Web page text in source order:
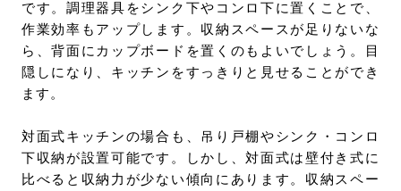
です。調理器具をシンク下やコンロ下に置くことで、
作業効率もアップします。収納スペースが足りないな
ら、背面にカップボードを置くのもよいでしょう。目
隠しになり、キッチンをすっきりと見せることができ
ます。
対面式キッチンの場合も、吊り戸棚やシンク・コンロ
下収納が設置可能です。しかし、対面式は壁付き式に
比べると収納力が少ない傾向にあります。収納スペー